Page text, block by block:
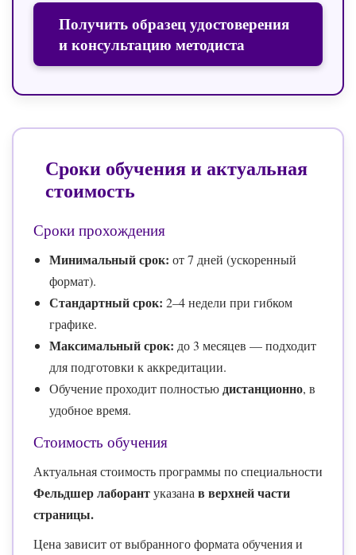
Получить образец удостоверения
и консультацию методиста
Сроки обучения и актуальная
стоимость
Сроки прохождения
Минимальный срок: от 7 дней (ускоренный
формат).
Стандартный срок: 2–4 недели при гибком
графике.
Максимальный срок: до 3 месяцев — подходит
для подготовки к аккредитации.
Обучение проходит полностьюдистанционно, в
удобное время.
Стоимость обучения
Актуальная стоимость программы по специальности
Фельдшер лаборантуказана в верхней части
страницы.
Цена зависит от выбранного формата обучения и